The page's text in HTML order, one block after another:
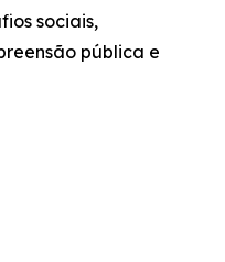
sociais,
pública e